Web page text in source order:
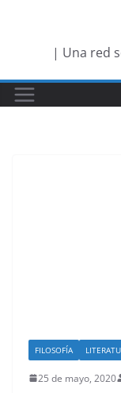
| Una red
FILOSOFÍA
25 de mayo, 2020